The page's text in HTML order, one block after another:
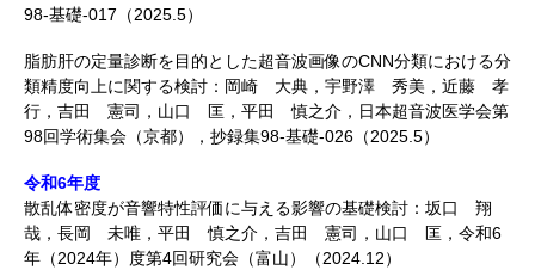
98-基礎-017（2025.5）
脂肪肝の定量診断を目的とした超音波画像のCNN分類における分
類精度向上に関する検討：岡崎 大典，宇野澤 秀美，近藤 孝
行，吉田 憲司，山口 匡，平田 慎之介，日本超音波医学会第
98回学術集会（京都），抄録集98-基礎-026（2025.5）
令和6年度
散乱体密度が音響特性評価に与える影響の基礎検討：坂口 翔
哉，長岡 未唯，平田 慎之介，吉田 憲司，山口 匡，令和6
年（2024年）度第4回研究会（富山）（2024.12）